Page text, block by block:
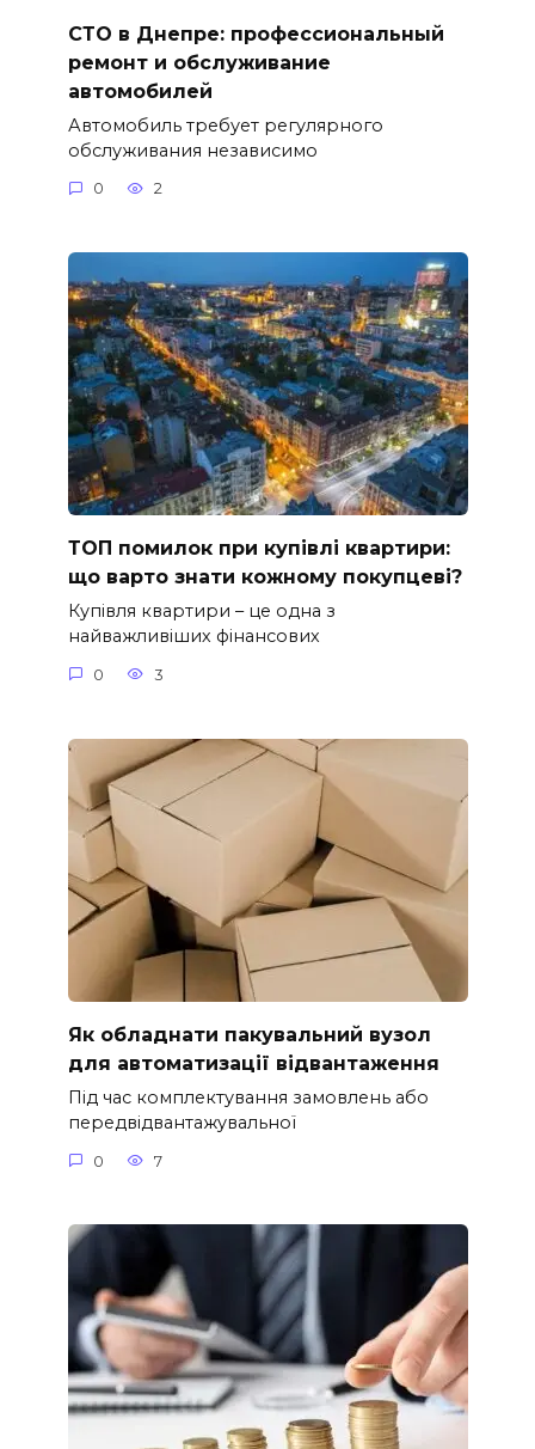
СТО в Днепре: профессиональный
ремонт и обслуживание
автомобилей
Автомобиль требует регулярного
обслуживания независимо
0 2
ТОП помилок при купівлі квартири:
що варто знати кожному покупцеві?
Купівля квартири – це одна з
найважливіших фінансових
0 3
Як обладнати пакувальний вузол
для автоматизації відвантаження
Під час комплектування замовлень або
передвідвантажувальної
0 7